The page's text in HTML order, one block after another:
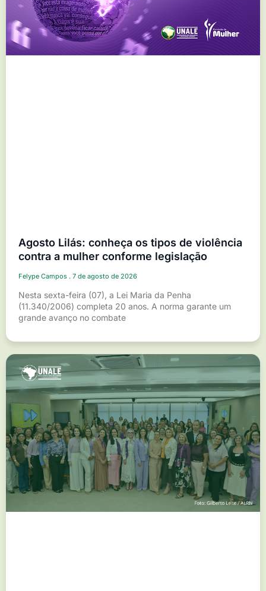
Agosto Lilás: conheça os tipos de violência
contra a mulher conforme legislação
Felype Campos 7 de agosto de 2026
Nesta sexta-feira (07), a Lei Maria da Penha
(11.340/2006) completa 20 anos. A norma garante um
grande avanço no combate